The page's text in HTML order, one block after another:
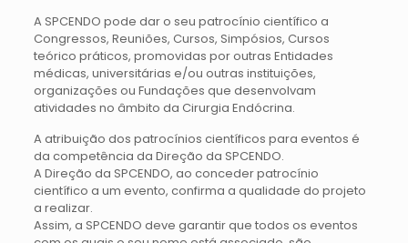
A SPCENDO pode dar o seu patrocínio científico a
Congressos, Reuniões, Cursos, Simpósios, Cursos
teórico práticos, promovidas por outras Entidades
médicas, universitárias e/ou outras instituições,
organizações ou Fundações que desenvolvam
atividades no âmbito da Cirurgia Endócrina.
A atribuição dos patrocínios científicos para eventos é
da competência da Direção da SPCENDO.
A Direção da SPCENDO, ao conceder patrocínio
científico a um evento, confirma a qualidade do projeto
a realizar.
Assim, a SPCENDO deve garantir que todos os eventos